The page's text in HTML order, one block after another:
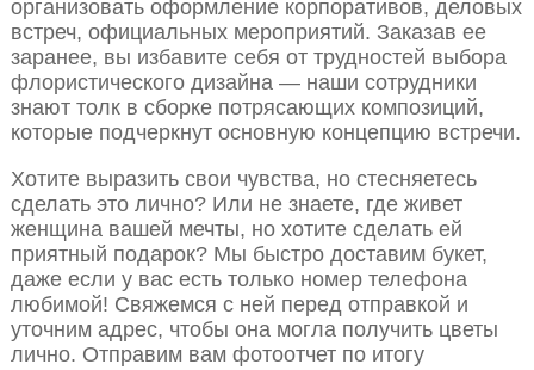
организовать оформление корпоративов, деловых
встреч, официальных мероприятий. Заказав ее
заранее, вы избавите себя от трудностей выбора
флористического дизайна — наши сотрудники
знают толк в сборке потрясающих композиций,
которые подчеркнут основную концепцию встречи.
Хотите выразить свои чувства, но стесняетесь
сделать это лично? Или не знаете, где живет
женщина вашей мечты, но хотите сделать ей
приятный подарок? Мы быстро доставим букет,
даже если у вас есть только номер телефона
любимой! Свяжемся с ней перед отправкой и
уточним адрес, чтобы она могла получить цветы
лично. Отправим вам фотоотчет по итогу